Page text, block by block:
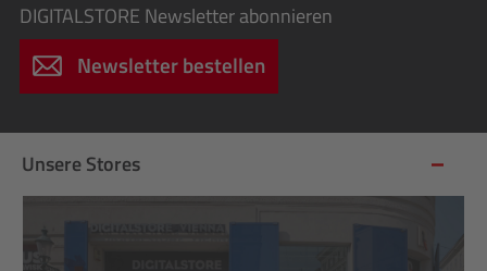
DIGITALSTORE Newsletter abonnieren
Newsletter bestellen
Unsere Stores